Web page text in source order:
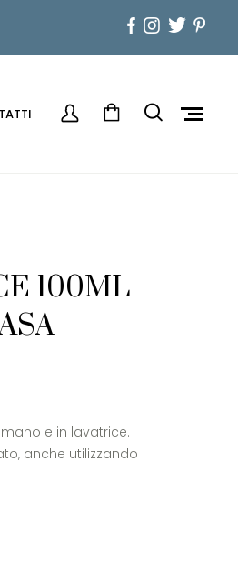
100ML
e in lavatrice.
anche utilizzando